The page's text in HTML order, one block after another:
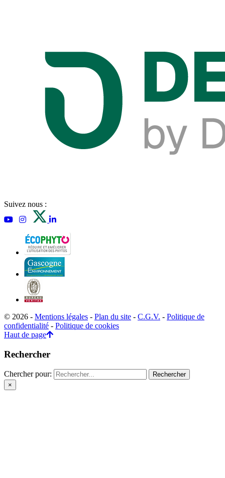
Suivez nous :
© 2026 - Mentions légales - Plan du site - C.G.V. - Politique de
confidentialité - Politique de cookies
Haut de page
Rechercher
Chercher pour:
×